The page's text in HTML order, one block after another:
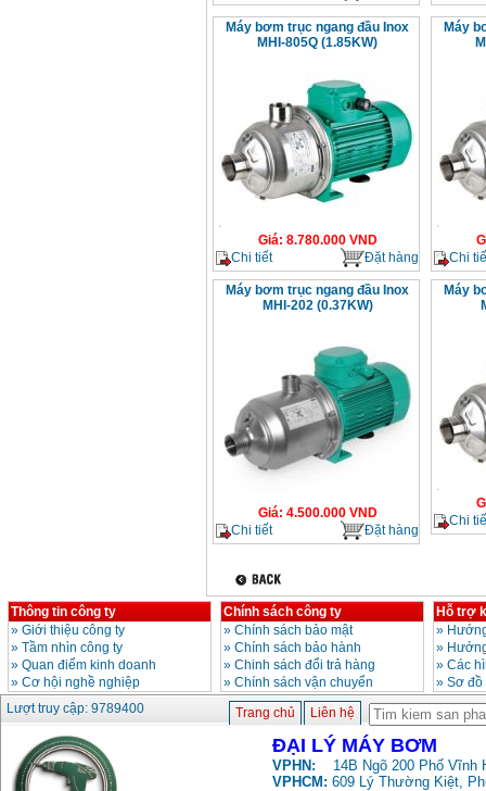
Máy bơm trục ngang đầu Inox
MHI-805Q (1.85KW)
Giá: 8.780.000VND
Chi tiết
Đặt hàng
Máy
Chi
Máy bơm trục ngang đầu Inox
MHI-202 (0.37KW)
Giá: 4.500.000VND
Chi tiết
Đặt hàng
Máy
Chi
Thông tin công ty
» Giới thiệu công ty
» Tầm nhìn công ty
» Quan điểm kinh doanh
» Cơ hội nghề nghiệp
Chính sách công ty
» Chính sách bảo mật
» Chính sách bảo hành
» Chinh sách đổi trả hàng
» Chính sách vận chuyển
Hỗ trợ
»
»
» Các
» Sơ
Lượt truy cập: 9789400
Trang chủ Liên hệ
ĐẠI LÝ MÁY BƠM
VPHN: 14B Ngõ 200 Phố Vĩnh
VPHCM: 609 Lý Thường Kiệt,